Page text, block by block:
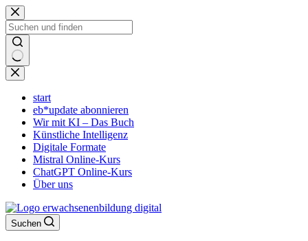
Zum
Inhalt
springen
Keine
Ergebnisse
start
eb*update abonnieren
Wir mit KI – Das Buch
Künstliche Intelligenz
Digitale Formate
Mistral Online-Kurs
ChatGPT Online-Kurs
Über uns
Suchen